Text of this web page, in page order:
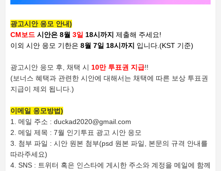
광고시안 응모 안내)
CM보드 시안은 8월 3일 18시까지 제출해 주세요!
이외 시안 응모 기한은 8월 7일 18시까지 입니다. (KST 기준)
광고시안 응모 후, 채택 시 10만 투표권 지급!!
(보너스 혜택과 관련한 시안에 대해서는 채택에 따른 보상 투표권
지급이 제외 됩니다.)
이메일 응모방법)
1. 메일 주소 : duckad2020@gmail.com
2. 메일 제목 : 7월 인기투표 광고 시안 응모
3. 첨부 파일 : 시안 원본 첨부(psd 원본 파일, 본문의 규격 안내를
따라주세요)
4. SNS : 트위터 혹은 인스타에 게시한 주소와 계정을 메일에 함께